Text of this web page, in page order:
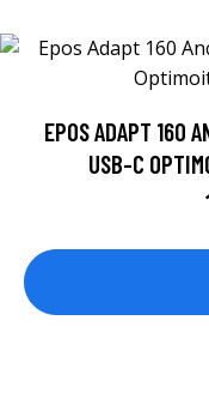
EPOS ADAPT 160
USB-C